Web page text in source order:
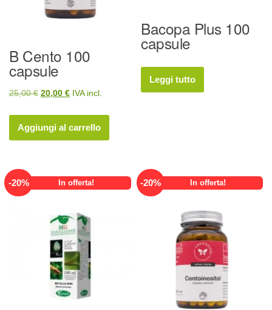
B Cento 100
capsule
25,00€ Il
originale
era:
20,00 €Il
attuale
è:
IVA incl.
Aggiungi al carrello
Bacopa Plus 100
capsule
Leggi tutto
-20% In offerta! -20% In offerta!